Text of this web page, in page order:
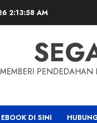
2:13:59 AM
PENDEDAHAN
DI SINI